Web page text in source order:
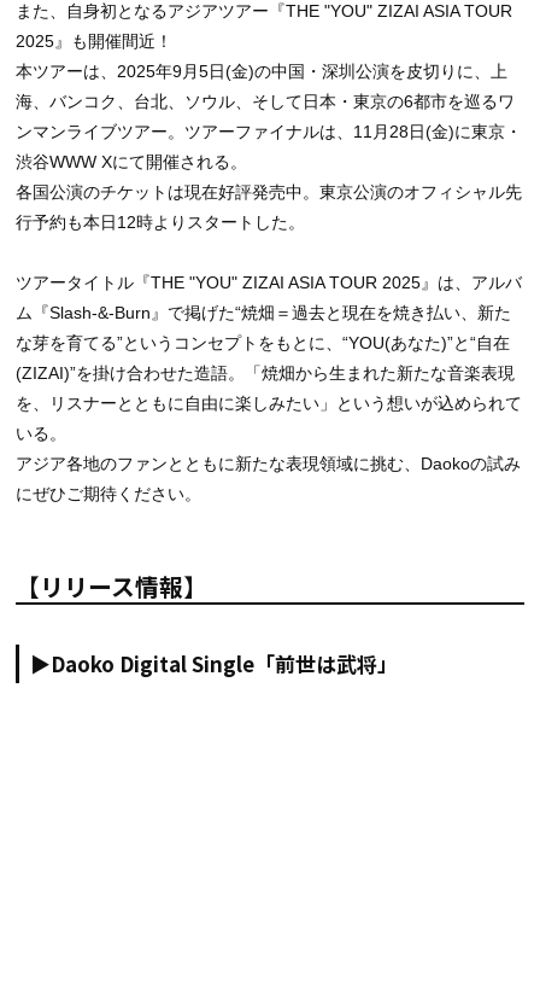
また、自身初となるアジアツアー『THE "YOU" ZIZAI ASIA TOUR
2025』も開催間近！
本ツアーは、2025年9月5日(金)の中国・深圳公演を皮切りに、上
海、バンコク、台北、ソウル、そして日本・東京の6都市を巡るワ
ンマンライブツアー。ツアーファイナルは、11月28日(金)に東京・
渋谷WWW Xにて開催される。
各国公演のチケットは現在好評発売中。東京公演のオフィシャル先
行予約も本日12時よりスタートした。
ツアータイトル『THE "YOU" ZIZAI ASIA TOUR 2025』は、アルバ
ム『Slash-&-Burn』で掲げた“焼畑＝過去と現在を焼き払い、新た
な芽を育てる”というコンセプトをもとに、“YOU(あなた)”と“自在
(ZIZAI)”を掛け合わせた造語。「焼畑から生まれた新たな音楽表現
を、リスナーとともに自由に楽しみたい」という想いが込められて
いる。
アジア各地のファンとともに新たな表現領域に挑む、Daokoの試み
にぜひご期待ください。
【リリース情報】
▶Daoko Digital Single「前世は武将」